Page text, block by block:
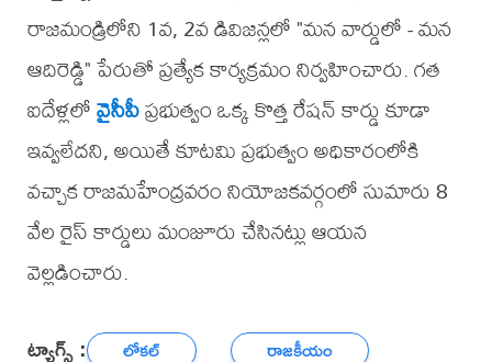
రాజమండ్రిలోని 1వ, 2వ డివిజన్లలో "మన వార్డులో - మన
ఆదిరెడ్డి" పేరుతో ప్రత్యేక కార్యక్రమం నిర్వహించారు. గత
ఐదేళ్లలోవైసీపీప్రభుత్వం ఒక్క కొత్త రేషన్ కార్డు కూడా
ఇవ్వలేదని, అయితే కూటమి ప్రభుత్వం అధికారంలోకి
వచ్చాక రాజమహేంద్రవరం నియోజకవర్గంలో సుమారు 8
వేల రైస్ కార్డులు మంజూరు చేసినట్లు ఆయన
వెల్లడించారు.
ట్యాగ్స్ : లోకల్ రాజకీయం